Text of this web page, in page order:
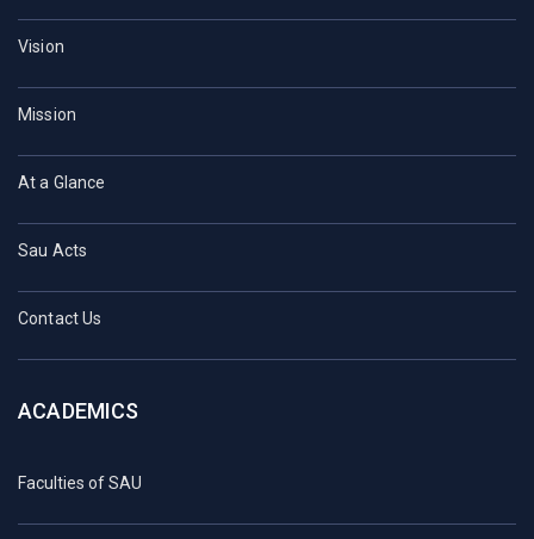
Vision
Mission
At a Glance
Sau Acts
Contact Us
ACADEMICS
Faculties of SAU